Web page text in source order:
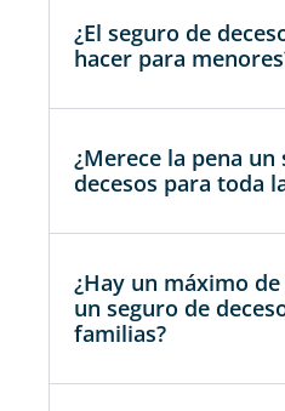
¿El seguro de
hacer para
¿Merece la pena un
decesos para toda
¿Hay un máximo
un seguro de
familias?